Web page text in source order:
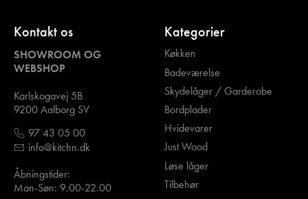
Kontakt os
SHOWROOM OG
WEBSHOP
Karlskogavej 5B
9200 Aalborg SV
97 43 05 00
info@kitchn.dk
Åbningstider:
Man-Søn: 9.00-22.00
Kategorier
Køkken
Badeværelse
Skydelåger / Garderobe
Bordplader
Hvidevarer
Just Wood
Løse låger
Tilbehør